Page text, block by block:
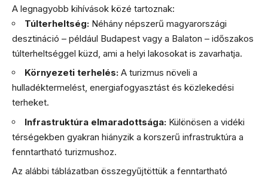
A legnagyobb kihívások közé tartoznak:
Túlterheltség: Néhány népszerű magyarországi
desztináció – például Budapest vagy a Balaton – időszakos
túlterheltséggel küzd, ami a helyi lakosokat is zavarhatja.
Környezeti terhelés: A turizmus növeli a
hulladéktermelést, energiafogyasztást és közlekedési
terheket.
Infrastruktúra elmaradottsága: Különösen a vidéki
térségekben gyakran hiányzik a korszerű infrastruktúra a
fenntartható turizmushoz.
Az alábbi táblázatban összegyűjtöttük a fenntartható